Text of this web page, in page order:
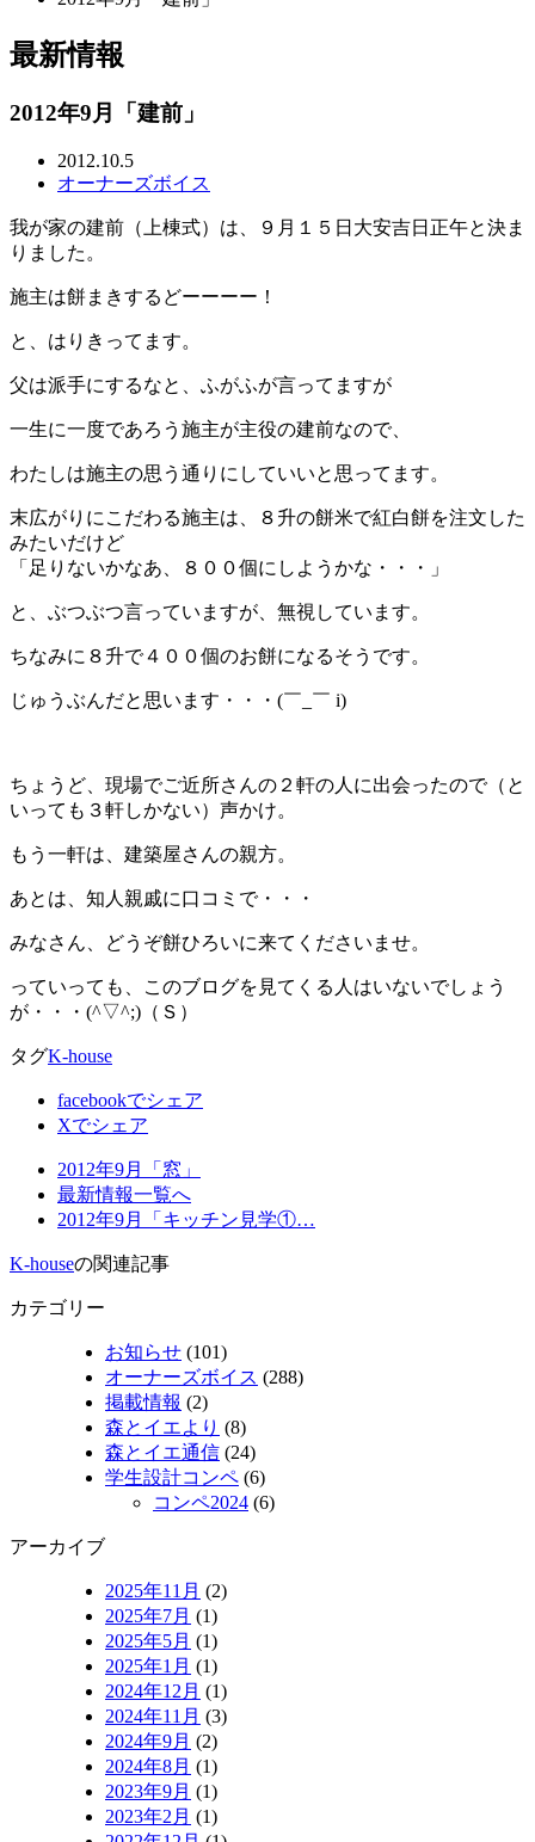
最新情報
2012年9月「建前」
2012.10.5
オーナーズボイス
我が家の建前（上棟式）は、９月１５日大安吉日正午と決ま
りました。
施主は餅まきするどーーーー！
と、はりきってます。
父は派手にするなと、ふがふが言ってますが
一生に一度であろう施主が主役の建前なので、
わたしは施主の思う通りにしていいと思ってます。
末広がりにこだわる施主は、８升の餅米で紅白餅を注文した
みたいだけど
「足りないかなあ、８００個にしようかな・・・」
と、ぶつぶつ言っていますが、無視しています。
ちなみに８升で４００個のお餅になるそうです。
じゅうぶんだと思います・・・(￣_￣ i)
ちょうど、現場でご近所さんの２軒の人に出会ったので（と
いっても３軒しかない）声かけ。
もう一軒は、建築屋さんの親方。
あとは、知人親戚に口コミで・・・
みなさん、どうぞ餅ひろいに来てくださいませ。
っていっても、このブログを見てくる人はいないでしょう
が・・・(^▽^;)（Ｓ）
タグK-house
facebookでシェア
Xでシェア
2012年9月「窓」
最新情報一覧へ
2012年9月「キッチン見学①…
K-houseの関連記事
カテゴリー
お知らせ (101)
オーナーズボイス (288)
掲載情報 (2)
森とイエより (8)
森とイエ通信 (24)
学生設計コンペ (6)
コンペ2024 (6)
アーカイブ
2025年11月 (2)
2025年7月 (1)
2025年5月 (1)
2025年1月 (1)
2024年12月 (1)
2024年11月 (3)
2024年9月 (2)
2024年8月 (1)
2023年9月 (1)
2023年2月 (1)